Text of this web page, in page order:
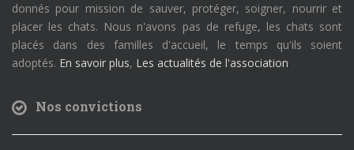
donnés pour mission de sauver, protéger, soigner, nourrir et
placer les chats. Nous n'avons pas de refuge, les chats sont
placés dans des familles d'accueil, le temps qu'ils soient
adoptés. En savoir plus, Les actualités de l'association
Nos convictions